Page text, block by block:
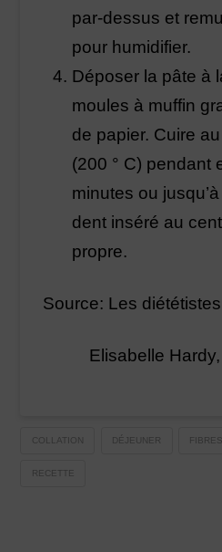
par-dessus et
pour humidifier.
Déposer la pâte à
moules à muffin
de papier. Cuire
(200 ° C) pendant
minutes ou
dent inséré au
propre.
Source: Les
Elisabelle
COLLATION DÉJEUNER FIBRES
RECETTE